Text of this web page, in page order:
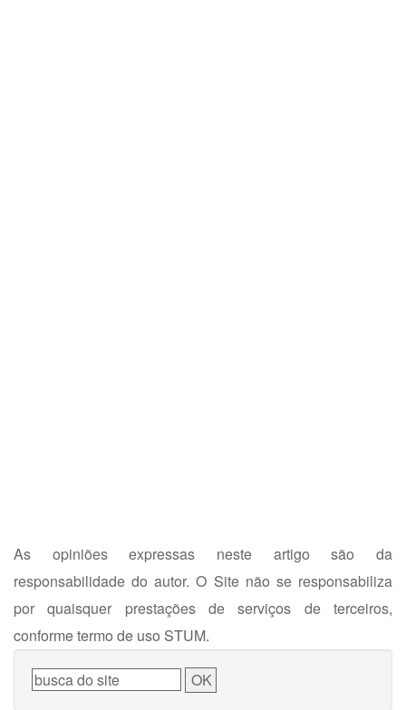
As opiniões expressas neste artigo são da
responsabilidade do autor. O Site não se responsabiliza
por quaisquer prestações de serviços de terceiros,
conforme termo de uso STUM.